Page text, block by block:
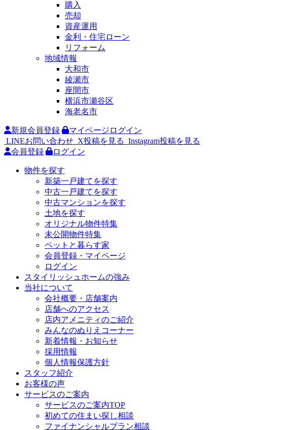
購入
売却
資産運用
金利・住宅ローン
リフォーム
地域情報
大和市
綾瀬市
座間市
横浜市瀬谷区
海老名市
新規会員登録
マイページログイン
LINEお問い合わせ X投稿を見る Instagram投稿を見る
会員登録
ログイン
物件を探す
新築一戸建てを探す
中古一戸建てを探す
中古マンションを探す
土地を探す
オリジナル物件特集
未公開物件特集
ペットと暮らす家
会員登録・マイページ
ログイン
スタイリッシュホームの強み
当社について
会社概要・店舗案内
店舗へのアクセス
店内アメニティのご紹介
みんなのぬりえコーナー
新着情報・お知らせ
採用情報
個人情報保護方針
スタッフ紹介
お客様の声
サービスのご案内
サービスのご案内TOP
初めての住まい探し相談
ファイナンシャルプラン相談